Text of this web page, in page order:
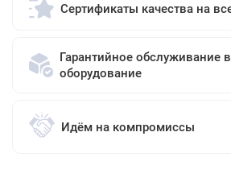
Сертификаты качества на
Гарантийное обслуживание
оборудование
Идём на компромиссы